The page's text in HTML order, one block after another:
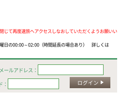
じて再度速旅へアクセスしなおしていただくようお願いい
の00:00～02:00（時間延長の場合あり） 詳しくは
メールアドレス：
：
ログイン